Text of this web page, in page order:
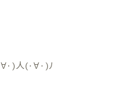
･)人(･∀･)ﾉ